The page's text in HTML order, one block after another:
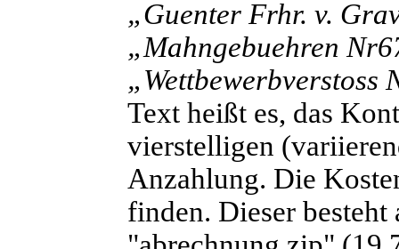
„Guenter Frhr. v.
„Mahngebuehren Nr
„Wettbewerbverstoss
Text heißt es, das
vierstelligen
Anzahlung. Die
finden. Dieser besteht